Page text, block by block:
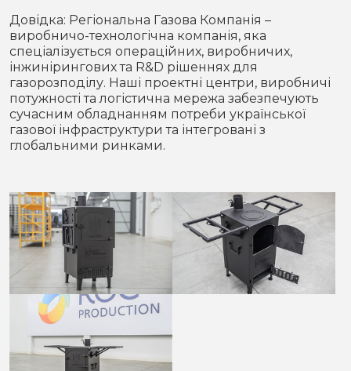
Довідка: Регіональна Газова Компанія –
виробничо-технологічна компанія, яка
спеціалізується операційних, виробничих,
інжинірингових та R&D рішеннях для
газорозподілу. Наші проектні центри, виробничі
потужності та логістична мережа забезпечують
сучасним обладнанням потреби української
газової інфраструктури та інтегровані з
глобальними ринками.